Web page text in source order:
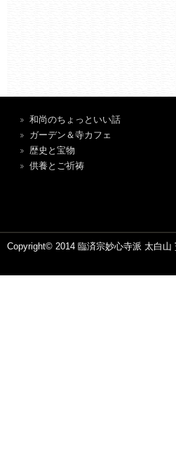
和尚のちょっといい話
ガーデン＆寺カフェ
歴史と宝物
供養とご祈祷
Copyright© 2014 臨済宗妙心寺派 太白山